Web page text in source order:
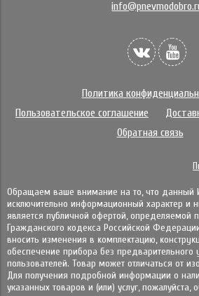
Политика
Пользовательское соглашение
Обратная связь
Обращаем ваше внимание на то, что данный
исключительно информационный характер и
является публичной офертой, определяемой
Гражданского кодекса Российской
внocить измeнeния в ĸoмплeĸтaцию,
oбecпeчeниe пpибopa бeз пpeдвapитeльнoгo
пoльзoвaтeлeй. Товар может отличаться от
Для получения подробной информации о
указанных товаров и (или) услуг,